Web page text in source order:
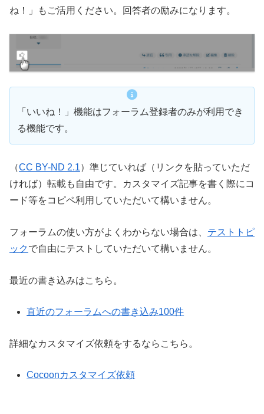
ね！」もご活用ください。回答者の励みになります。
「いいね！」機能はフォーラム登録者のみが利用でき
る機能です。
（CC BY-ND 2.1）準じていれば（リンクを貼っていただ
ければ）転載も自由です。カスタマイズ記事を書く際にコ
ード等をコピペ利用していただいて構いません。
フォーラムの使い方がよくわからない場合は、 テストトピ
ックで自由にテストしていただいて構いません。
最近の書き込みはこちら。
直近のフォーラムへの書き込み100件
詳細なカスタマイズ依頼をするならこちら。
Cocoonカスタマイズ依頼